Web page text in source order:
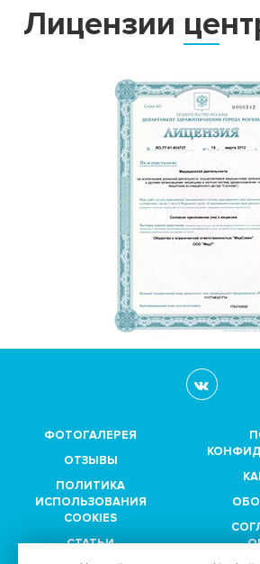
Лицензии
ФОТОГАЛЕРЕЯ
ОТЗЫВЫ
ПОЛИТИКА
ИСПОЛЬЗОВАНИЯ
COOKIES
СТАТЬИ